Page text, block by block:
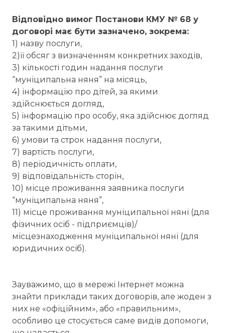
Відповідно вимог Постанови КМУ № 68 у
договорі має бути зазначено, зокрема:
1) назву послуги,
2)її обсяг з визначенням конкретних заходів,
3) кількості годин надання послуги
“муніципальна няня” на місяць,
4) інформацію про дітей, за якими
здійснюється догляд,
5) інформацію про особу, яка здійснює догляд
за такими дітьми,
6) умови та строк надання послуги,
7) вартість послуги,
8) періодичність оплати,
9) відповідальність сторін,
10) місце проживання заявника послуги
“муніципальна няня”,
11) місце проживання муніципальної няні (для
фізичних осіб - підприємців)/
місцезнаходження муніципальної няні (для
юридичних осіб).
Зауважимо, що в мережі Інтернет можна
знайти приклади таких договорів, але жоден з
них не «офіційним», або «правильним»,
особливо це стосується саме видів допомоги,